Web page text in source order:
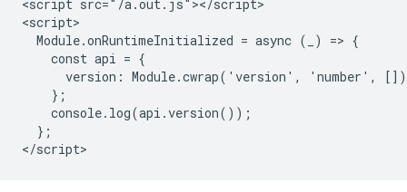
<script src="/a.out.js"></script>
<script>
  Module.onRuntimeInitialized = async (_) => {
    const api = {
version: Module.cwrap('version', 'number',
    };
    console.log(api.version());
  };